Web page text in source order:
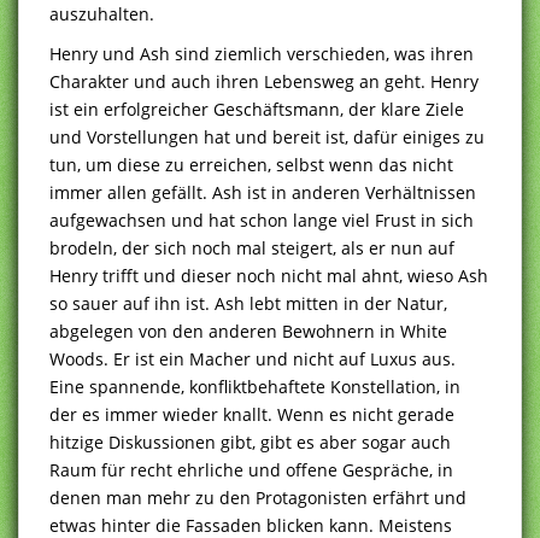
auszuhalten.
Henry und Ash sind ziemlich verschieden, was ihren
Charakter und auch ihren Lebensweg an geht. Henry
ist ein erfolgreicher Geschäftsmann, der klare Ziele
und Vorstellungen hat und bereit ist, dafür einiges zu
tun, um diese zu erreichen, selbst wenn das nicht
immer allen gefällt. Ash ist in anderen Verhältnissen
aufgewachsen und hat schon lange viel Frust in sich
brodeln, der sich noch mal steigert, als er nun auf
Henry trifft und dieser noch nicht mal ahnt, wieso Ash
so sauer auf ihn ist. Ash lebt mitten in der Natur,
abgelegen von den anderen Bewohnern in White
Woods. Er ist ein Macher und nicht auf Luxus aus.
Eine spannende, konfliktbehaftete Konstellation, in
der es immer wieder knallt. Wenn es nicht gerade
hitzige Diskussionen gibt, gibt es aber sogar auch
Raum für recht ehrliche und offene Gespräche, in
denen man mehr zu den Protagonisten erfährt und
etwas hinter die Fassaden blicken kann. Meistens